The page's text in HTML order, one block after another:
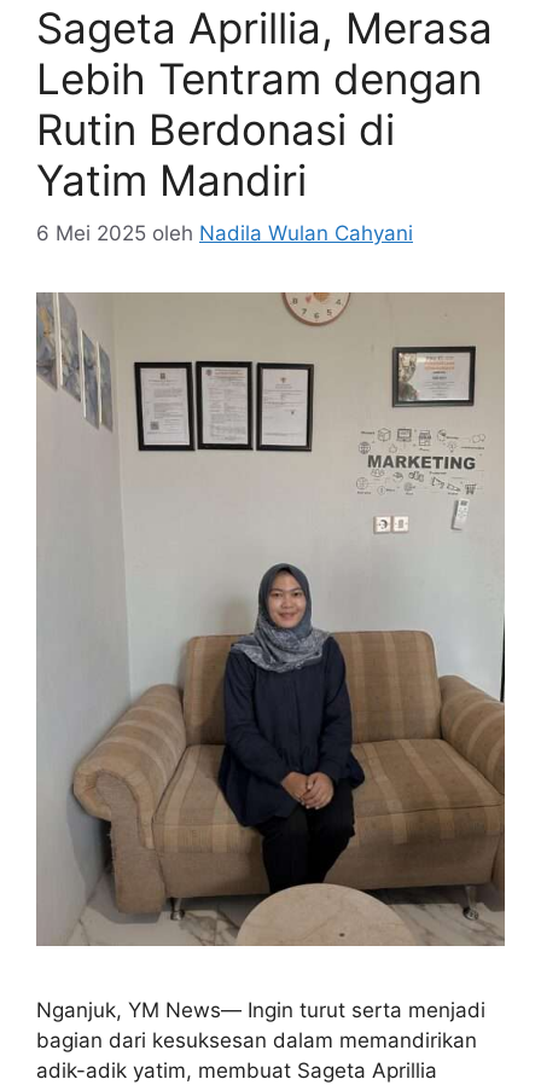
Sageta Aprillia, Merasa
Lebih Tentram dengan
Rutin Berdonasi di
Yatim Mandiri
6 Mei 2025 oleh Nadila Wulan Cahyani
Nganjuk, YM News— Ingin turut serta menjadi
bagian dari kesuksesan dalam memandirikan
adik-adik yatim, membuat Sageta Aprillia